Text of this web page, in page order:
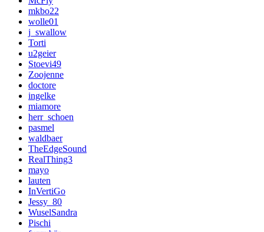
mkbo22
wolle01
j_swallow
Torti
u2geier
Stoevi49
Zoojenne
doctore
ingelke
miamore
herr_schoen
pasmel
waldbaer
TheEdgeSound
RealThing3
mayo
lauten
InVertiGo
Jessy_80
WuselSandra
Pischi